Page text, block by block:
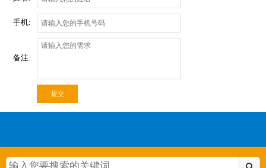
手机:
备注:
提交